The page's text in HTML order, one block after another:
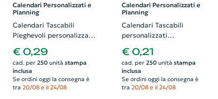
Calendari Personalizzati e
Planning
Calendari Tascabili
Pieghevoli personalizzati
17x55mm stampati fronte
e retro
€ 0,29
cad. per 250unità stampa
inclusa
Se ordini oggi la consegna è
tra 20/08 e il 24/08
Calendari Personalizzati e
Planning
Calendari Tascabili
personalizzati
stampati fronte e retro
€ 0,21
cad. per 250unità stampa
inclusa
Se ordini oggi la consegna è
tra 20/08 e il 24/08